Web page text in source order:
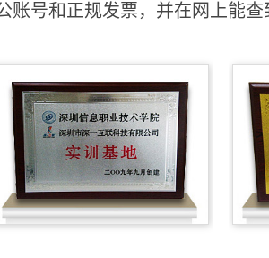
号和正规发票，并在网上能查